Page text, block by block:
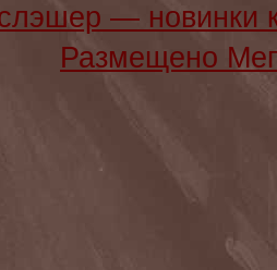
—
Размещено